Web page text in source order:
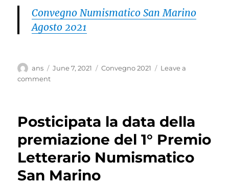
Convegno Numismatico San Marino
Agosto 2021
Author
ans
Posted
June 7, 2021 Categories
Convegno 2021
Leave a
commenton
San
Marino
–
28
e
29
Posticipata la data della
premiazione del 1° Premio
Letterario Numismatico
San Marino